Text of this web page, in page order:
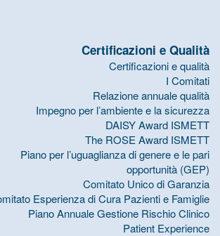
Certificazioni e Qualità
Certificazioni e qualità
I Comitati
Relazione annuale qualità
Impegno per l’ambiente e la sicurezza
DAISY Award ISMETT
The ROSE Award ISMETT
Piano per l’uguaglianza di genere e le pari
opportunità (GEP)
Comitato Unico di Garanzia
Esperienza di Cura Pazienti e Famiglie
Piano Annuale Gestione Rischio Clinico
Patient Experience